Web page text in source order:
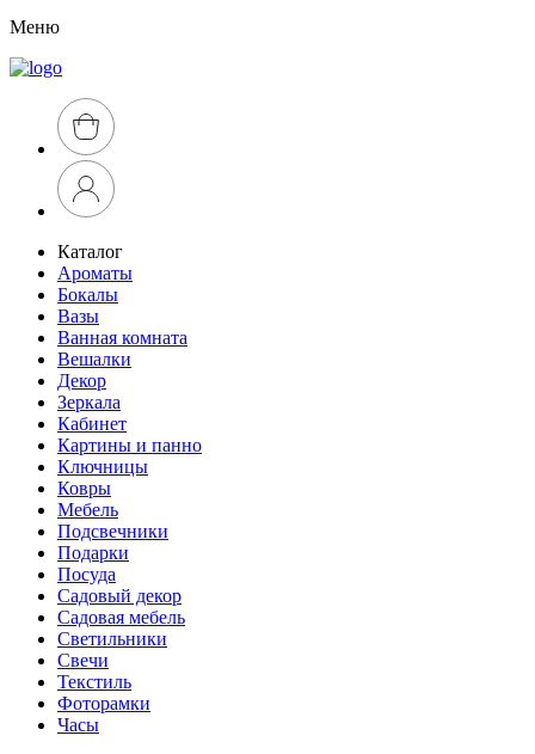
Меню
Каталог
Ароматы
Бокалы
Вазы
Ванная комната
Вешалки
Декор
Зеркала
Кабинет
Картины и панно
Ключницы
Ковры
Мебель
Подсвечники
Подарки
Посуда
Садовый декор
Садовая мебель
Светильники
Свечи
Текстиль
Фоторамки
Часы